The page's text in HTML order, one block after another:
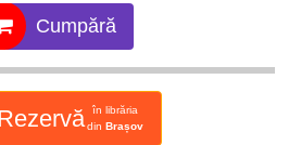
Cumpără
în librăria
din Brașov